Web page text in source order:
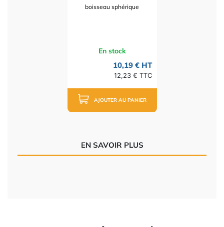
boisseau sphérique
En stock
10,19 € HT
12,23 € TTC
AJOUTER AU PANIER
EN SAVOIR PLUS